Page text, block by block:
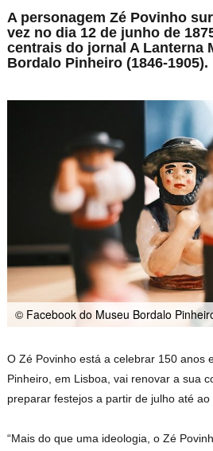
A personagem Zé Povinho
vez no dia 12 de junho de
centrais do jornal A Lanterna
Bordalo Pinheiro (1846-1905).
© Facebook do Museu Bordalo
O Zé Povinho está a celebrar 150 anos
Pinheiro, em Lisboa, vai renovar a sua
preparar festejos a partir de julho até ao
“Mais do que uma ideologia, o Zé